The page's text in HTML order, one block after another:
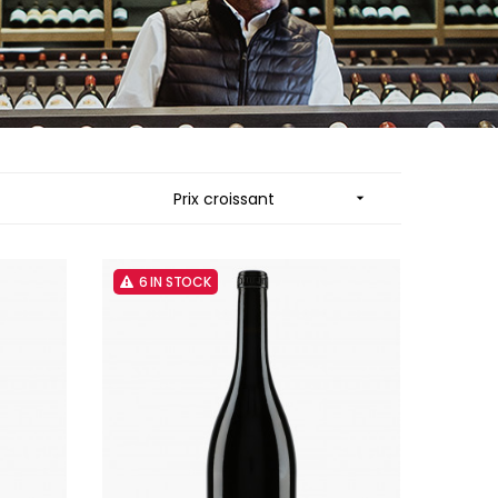
JB
ET FILS
ROLAND
LARDET
MUZARD LUCIEN
N
NAUDIN-FERRAND
NICOLAS
NOELLAT GEORGES
NOELLAT MICHEL
P
PACALET PHILIPPE
PASCAL JOSEPH
PATAILLE LAURENT
PATAILLE SYLVAIN
PATTES-LOUP - THOMAS PICO
PERNOT ALVINA
PERNOT PAUL
PERROT-MINOT
PETITE EMPREINTE
PICAMELOT LOUIS
Prix croissant 
6 IN STOCK